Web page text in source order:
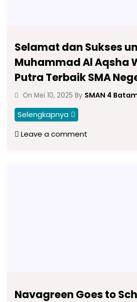
Selamat dan Sukses
Muhammad Al Aqsha
Putra Terbaik SMA
On Mei 10, 2025 By SMAN 4
Selengkapnya
Leave a comment
Navagreen Goes to